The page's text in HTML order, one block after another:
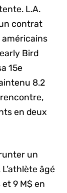
L.A.
contrat
américains
Bird
15e
8.2
rencontre,
en deux
un
âgé
9 M$ en